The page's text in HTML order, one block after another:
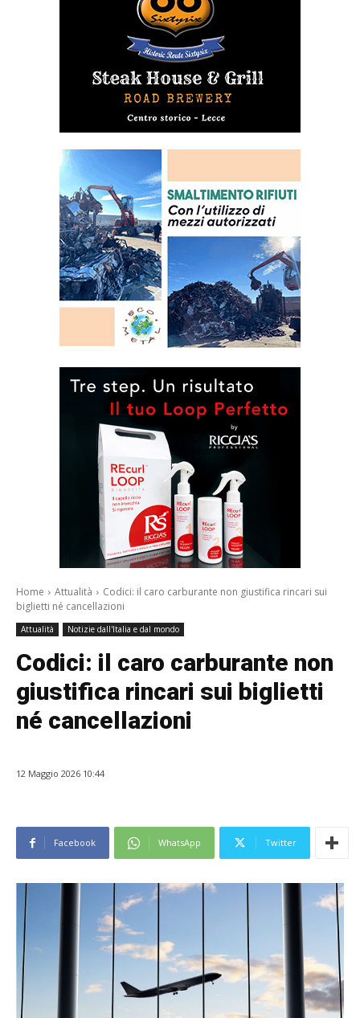
Home Attualità
Codici: il caro carburante non giustifica rincari sui
biglietti né cancellazioni
Attualità Notizie dall'Italia e dal mondo
Codici: il caro carburante non
giustifica rincari sui biglietti
né cancellazioni
12 Maggio 2026 10:44
Facebook WhatsApp Twitter